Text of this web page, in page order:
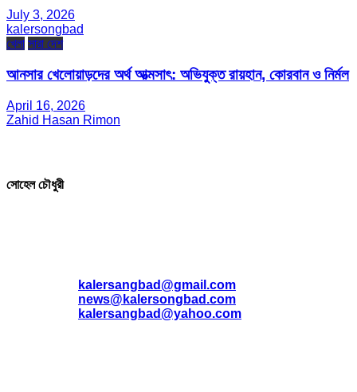
July 3, 2026
kalersongbad
খেলা সারা দেশ
আনসার খেলোয়াড়দের অর্থ আত্মসাৎ: অভিযুক্ত রায়হান, কোরবান ও নির্মল
April 16, 2026
Zahid Hasan Rimon
সোহেল চৌধুরী
kalersangbad@gmail.com
news@kalersongbad.com
kalersangbad@yahoo.com